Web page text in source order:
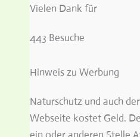
Vielen Dank für
443 Besuche
Hinweis zu Werbung
Naturschutz und auch
Webseite kostet Geld.